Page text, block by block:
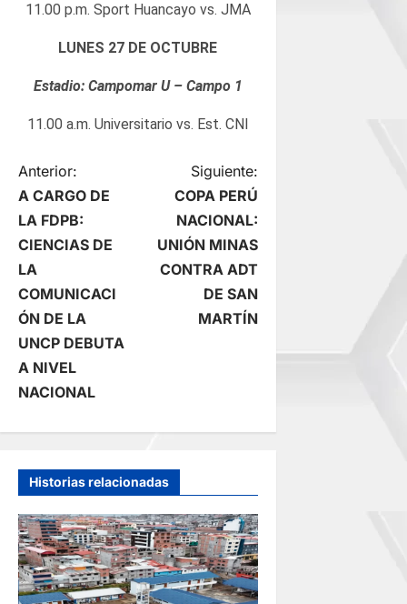
11.00 p.m. Sport Huancayo vs. JMA
LUNES 27 DE OCTUBRE
Estadio: Campomar U – Campo 1
11.00 a.m. Universitario vs. Est. CNI
N
a
v
e
g
a
c
i
ó
n
d
Anterior:
A CARGO DE
LA FDPB:
CIENCIAS DE
LA
COMUNICACI
ÓN DE LA
UNCP DEBUTA
A NIVEL
NACIONAL
Siguiente:
COPA PERÚ
NACIONAL:
UNIÓN MINAS
CONTRA ADT
DE SAN
MARTÍN
Historias relacionadas